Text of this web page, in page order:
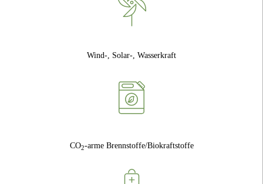
Wind-, Solar-, Wasserkraft
CO2-arme Brennstoffe/Biokraftstoffe